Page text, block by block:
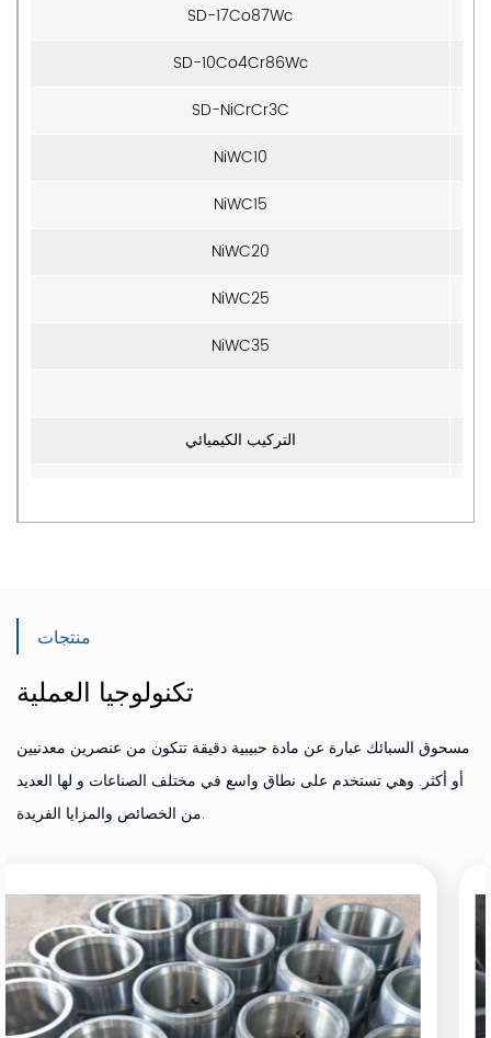
SD-17Co87Wc
SD-10Co4Cr86Wc
SD-NiCrCr3C
NiWC10
NiWC15
NiWC20
NiWC25
NiWC35
التركيب الكيميائي
منتجات
تكنولوجيا العملية
مسحوق السبائك عبارة عن مادة حبيبية دقيقة تتكون من عنصرين معدنيين
أو أكثر. وهي تستخدم على نطاق واسع في مختلف الصناعات و لها العديد
من الخصائص والمزايا الفريدة.